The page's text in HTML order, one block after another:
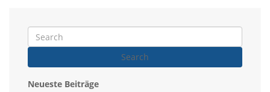
Search
Neueste Beiträge